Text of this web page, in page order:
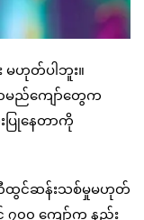
မဟုတ်ပါဘူး။
နာမည်ကျော်တွေက
ြုနေတာကို
ာ တီထွင်ဆန်းသစ်မှုမဟုတ်
၀၀ ကျော်က နည်း